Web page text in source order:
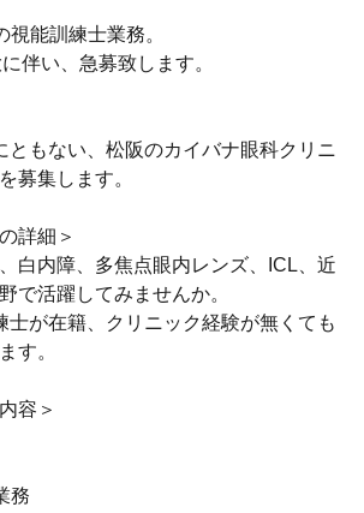
能訓練士業務。
伴い、急募致します。
ともない、松阪のカイバナ眼科クリニ
募集します。
詳細＞
白内障、多焦点眼内レンズ、ICL、近
で活躍してみませんか。
士が在籍、クリニック経験が無くても
す。
容＞
務